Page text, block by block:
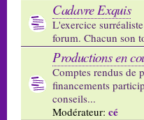
Cadavre Exquis
L'exercice
forum. Chacun son
Productions en
Comptes rendus de
financements
conseils...
Modérateur: cé